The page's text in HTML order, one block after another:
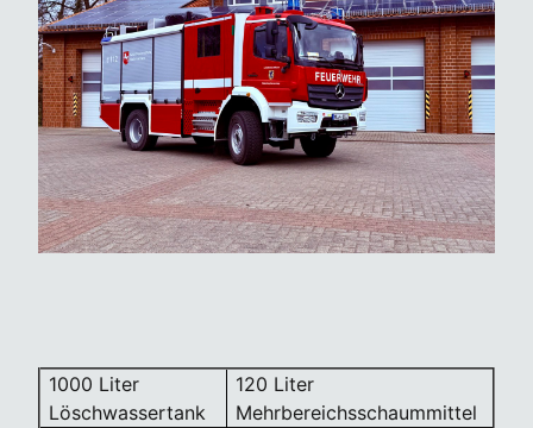
1000 Liter
Löschwassertank
120 Liter
Mehrbereichsschaummittel